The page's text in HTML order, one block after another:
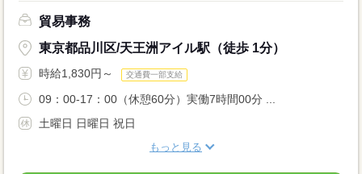
貿易事務
東京都品川区/天王洲アイル駅（徒歩 1分）
時給1,830円～ 交通費一部支給
09：00-17：00（休憩60分）実働7時間00分 ...
土曜日 日曜日 祝日
もっと見る